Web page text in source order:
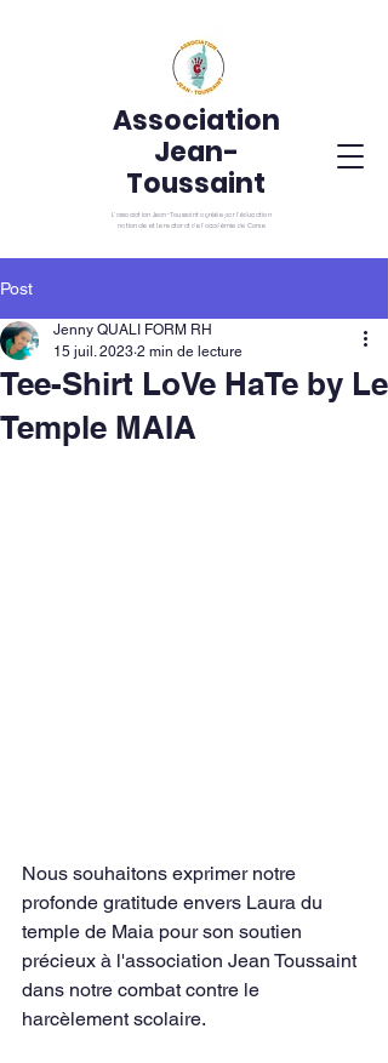
Association
Jean-
Toussaint
L’association Jean-Toussaint agréée par l’éducation
nationale et le rectorat de l’académie de Corse
Post
Tee-Shirt LoVe HaTe by Le
Temple MAIA
Jenny QUALI FORM RH
15 juil. 2023 2 min de lecture
Nous souhaitons exprimer notre
profonde gratitude envers Laura du
temple de Maia pour son soutien
précieux à l'association Jean Toussaint
dans notre combat contre le
harcèlement scolaire.